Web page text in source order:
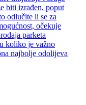
biti izrađen, poput
odlučite li se za
očekuje
parketa
koliko je važno
najbolje odolijeva